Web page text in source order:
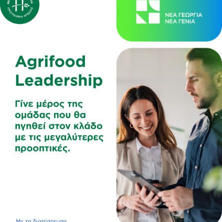
συμμετοχής και θα φιλοξενήσει 8–10 συμμετέχοντες
ενώ κορυφώνεται με μια συλλογική δράση που
παρουσιάζεται το επόμενο έτος.
Οι αιτήσεις μόλις άνοιξαν και μπορούν να υποβάλλονται
έως τηνΚυριακή 9 Αυγούστου 2026, αποκλειστικά
από την ιστοσελίδα του Ιδρύματος .
Για πληροφορίες και
Υποβολή της Αίτησης ΕΔΩ.
Αιτήσεις μέσω email, τηλεφωνικώς ή με άλλο τρόπο εκτός
της επίσημης αίτησης στην ιστοσελίδα δεν γίνονται
δεκτές.
Πληροφορίες για το θεσμό και για τα προηγούμενα